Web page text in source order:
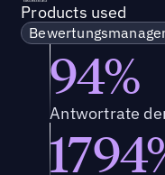
Products used
94%
Antwortrate